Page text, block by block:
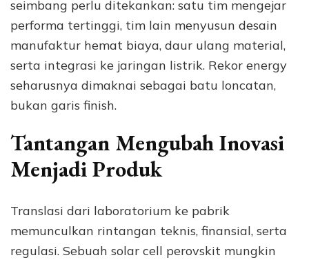
seimbang perlu ditekankan: satu tim mengejar
performa tertinggi, tim lain menyusun desain
manufaktur hemat biaya, daur ulang material,
serta integrasi ke jaringan listrik. Rekor energy
seharusnya dimaknai sebagai batu loncatan,
bukan garis finish.
Tantangan Mengubah Inovasi
Menjadi Produk
Translasi dari laboratorium ke pabrik
memunculkan rintangan teknis, finansial, serta
regulasi. Sebuah solar cell perovskit mungkin